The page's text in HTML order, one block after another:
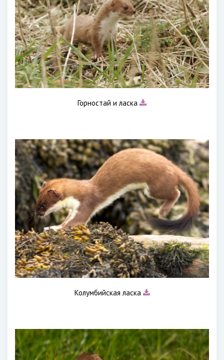
Горностай и ласка
Колумбийская ласка